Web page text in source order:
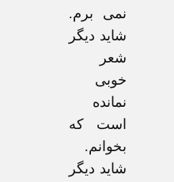
نمی برم.
شايد ديگر
شعر
خوبی
نمانده
است که
بخوانم.
شايد ديگر